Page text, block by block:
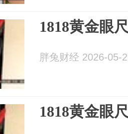
1818黄金眼
胖兔财经 2026-05-
1818黄金眼